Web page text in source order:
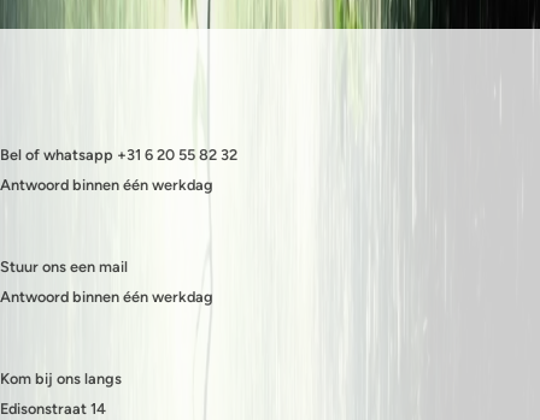
Bel of whatsapp +31 6 20 55 82 32
Antwoord binnen één werkdag
Stuur ons een mail
Antwoord binnen één werkdag
Kom bij ons langs
Edisonstraat 14